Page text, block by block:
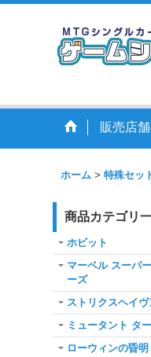
販売店
ホーム > 特殊セッ
商品カテゴリ
ホビット
マーベル スーパ
ーズ
ストリクスヘイ
ミュータント タ
ローウィンの昏明